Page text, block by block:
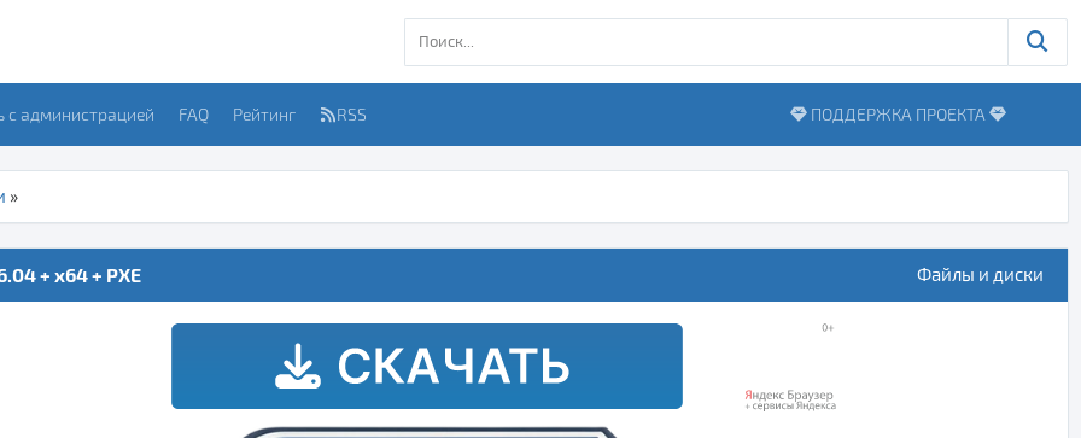
ПОДДЕРЖКА ПРОЕКТА
с администрацией FAQ Рейтинг RSS
»
+ x64 + PXE Файлы и диски